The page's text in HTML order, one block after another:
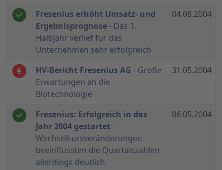
Fresenius erhöht Umsatz- und
Ergebnisprognose - Das 1.
Halbjahr verlief für das
Unternehmen sehr erfolgreich
04.08.2004
HV-Bericht Fresenius AG - Große
Erwartungen an die
Biotechnologie
31.05.2004
Fresenius: Erfolgreich in das
Jahr 2004 gestartet -
Wechselkursveränderungen
beeinflussten die Quartalszahlen
allerdings deutlich
06.05.2004